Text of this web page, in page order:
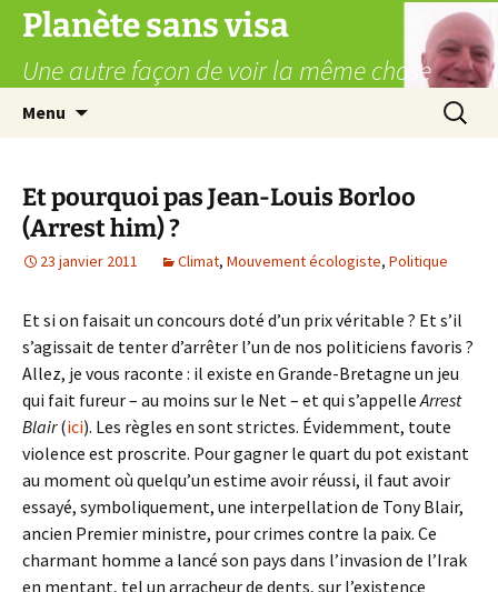
Aller
contenu
Planète sans visa
Une autre façon de voir la même chose
Menu
Et pourquoi pas Jean-Louis Borloo
(Arrest him) ?
23 janvier 2011 Climat, Mouvement écologiste, Politique
Et si on faisait un concours doté d’un prix véritable ? Et s’il
s’agissait de tenter d’arrêter l’un de nos politiciens favoris ?
Allez, je vous raconte : il existe en Grande-Bretagne un jeu
qui fait fureur – au moins sur le Net – et qui s’appelleArrest
Blair(ici). Les règles en sont strictes. Évidemment, toute
violence est proscrite. Pour gagner le quart du pot existant
au moment où quelqu’un estime avoir réussi, il faut avoir
essayé, symboliquement, une interpellation de Tony Blair,
ancien Premier ministre, pour crimes contre la paix. Ce
charmant homme a lancé son pays dans l’invasion de l’Irak
en mentant, tel un arracheur de dents, sur l’existence